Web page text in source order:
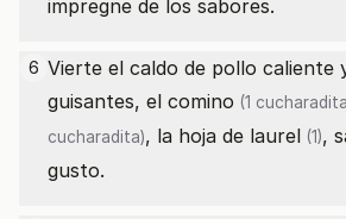
impregne de los sabores.
6 Vierte el caldo de pollo caliente
guisantes, el comino (1
cucharadita), la hoja de laurel (1),
gusto.